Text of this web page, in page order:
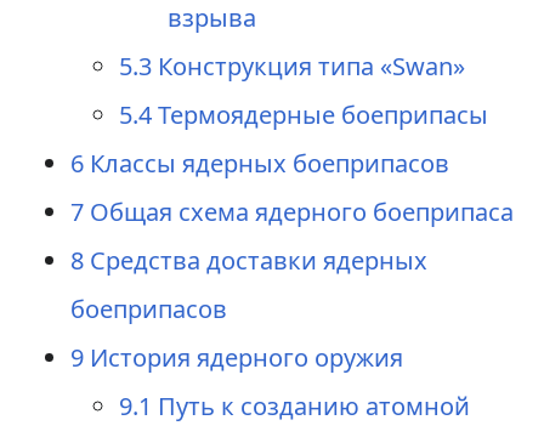
взрыва
5.3 Конструкция типа «Swan»
5.4Термоядерные боеприпасы
6 Классы ядерных боеприпасов
7 Общая схема ядерного боеприпаса
8 Средства доставки ядерных
боеприпасов
9 История ядерного оружия
9.1 Путь к созданию атомной